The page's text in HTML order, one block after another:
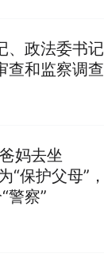
、政法委书记
查和监察调查
妈去坐
“保护父母”，
警察”